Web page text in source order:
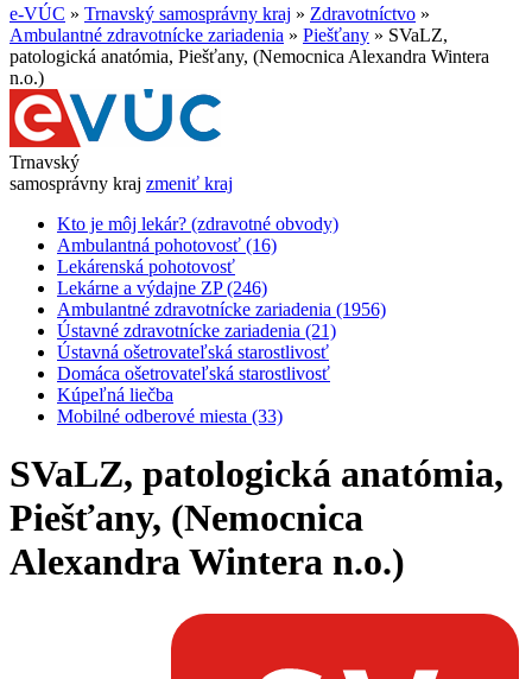
e-VÚC » Trnavský samosprávny kraj » Zdravotníctvo »
Ambulantné zdravotnícke zariadenia » Piešťany » SVaLZ,
patologická anatómia, Piešťany, (Nemocnica Alexandra Wintera
n.o.)
Trnavský
samosprávny kraj zmeniť kraj
Kto je môj lekár? (zdravotné obvody)
Ambulantná pohotovosť (16)
Lekárenská pohotovosť
Lekárne a výdajne ZP (246)
Ambulantné zdravotnícke zariadenia (1956)
Ústavné zdravotnícke zariadenia (21)
Ústavná ošetrovateľská starostlivosť
Domáca ošetrovateľská starostlivosť
Kúpeľná liečba
Mobilné odberové miesta (33)
SVaLZ, patologická anatómia,
Piešťany, (Nemocnica
Alexandra Wintera n.o.)